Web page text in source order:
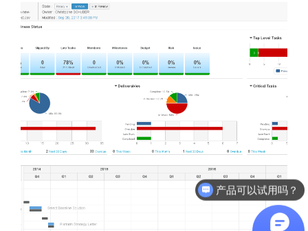
软件有折扣吗？